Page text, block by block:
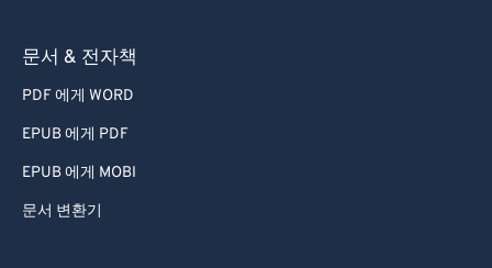
문서 & 전자책
PDF 에게 WORD
EPUB 에게 PDF
EPUB 에게 MOBI
문서 변환기